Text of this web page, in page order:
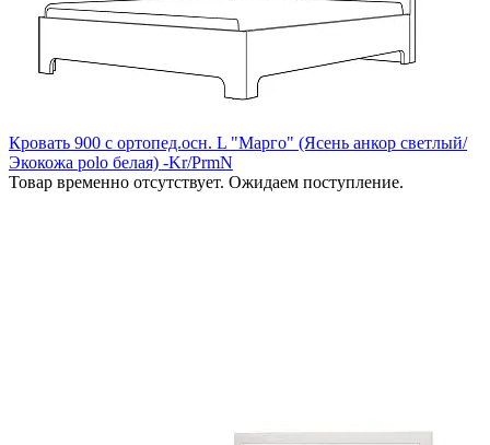
Кровать 900 с ортопед.осн. L "Марго" (Ясень анкор светлый/
Экокожа polo белая) -Kr/PrmN
Товар временно отсутствует. Ожидаем поступление.